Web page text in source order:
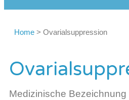
Home > Ovarialsuppression
Medizinische